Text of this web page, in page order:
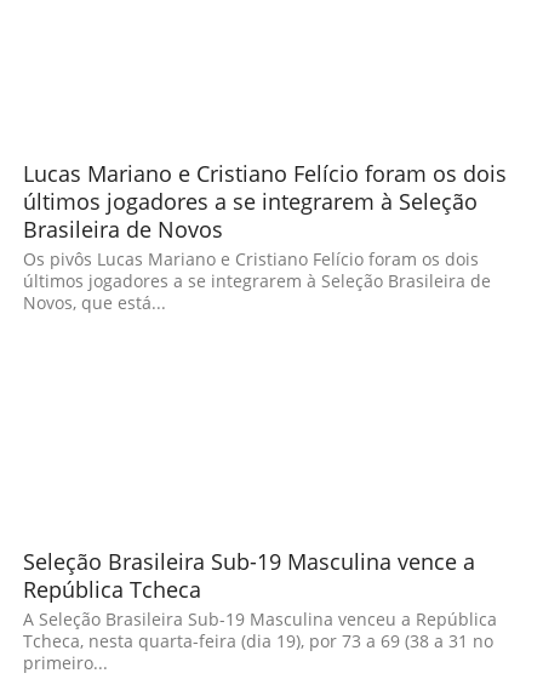
Lucas Mariano e Cristiano Felício foram os dois
últimos jogadores a se integrarem à Seleção
Brasileira de Novos
Os pivôs Lucas Mariano e Cristiano Felício foram os dois
últimos jogadores a se integrarem à Seleção Brasileira de
Novos, que está...
Seleção Brasileira Sub-19 Masculina vence a
República Tcheca
A Seleção Brasileira Sub-19 Masculina venceu a República
Tcheca, nesta quarta-feira (dia 19), por 73 a 69 (38 a 31 no
primeiro...